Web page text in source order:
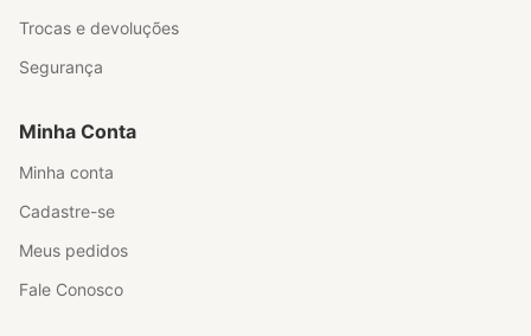
Trocas e devoluções
Segurança
Minha Conta
Minha conta
Cadastre-se
Meus pedidos
Fale Conosco